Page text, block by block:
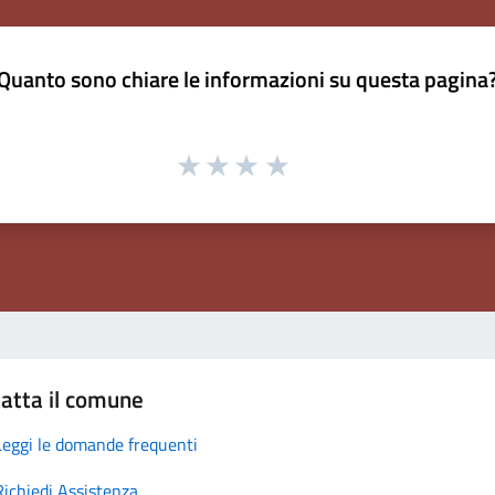
sono chiare le informazioni su questa
il comune
le domande frequenti